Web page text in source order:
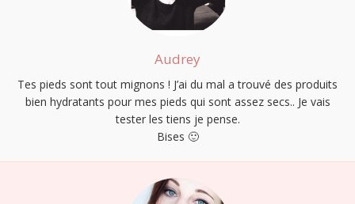
Audrey
Tes pieds sont tout mignons ! J’ai du mal a trouvé des produits
bien hydratants pour mes pieds qui sont assez secs.. Je vais
tester les tiens je pense.
Bises 🙂